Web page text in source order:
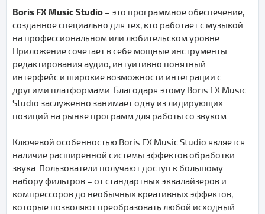
Boris FX Music Studio – это программное обеспечение,
созданное специально для тех, кто работает с музыкой
на профессиональном или любительском уровне.
Приложение сочетает в себе мощные инструменты
редактирования аудио, интуитивно понятный
интерфейс и широкие возможности интеграции с
другими платформами. Благодаря этому Boris FX Music
Studio заслуженно занимает одну из лидирующих
позиций на рынке программ для работы со звуком.
Ключевой особенностью Boris FX Music Studio является
наличие расширенной системы эффектов обработки
звука. Пользователи получают доступ к большому
набору фильтров – от стандартных эквалайзеров и
компрессоров до необычных креативных эффектов,
которые позволяют преобразовать любой исходный